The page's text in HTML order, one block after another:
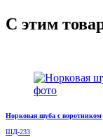
С этим
Норковая шуба с воротником
ШД-233